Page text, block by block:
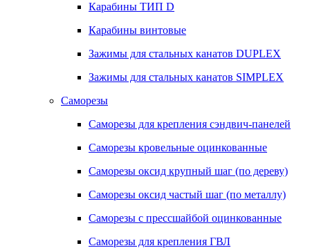
Карабины ТИП D
Карабины винтовые
Зажимы для стальных канатов DUPLEX
Зажимы для стальных канатов SIMPLEX
Саморезы
Саморезы для крепления сэндвич-панелей
Саморезы кровельные оцинкованные
Саморезы оксид крупный шаг (по дереву)
Саморезы оксид частый шаг (по металлу)
Саморезы с прессшайбой оцинкованные
Саморезы для крепления ГВЛ